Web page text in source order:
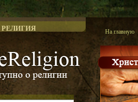
РЕЛИГИЯ На главную